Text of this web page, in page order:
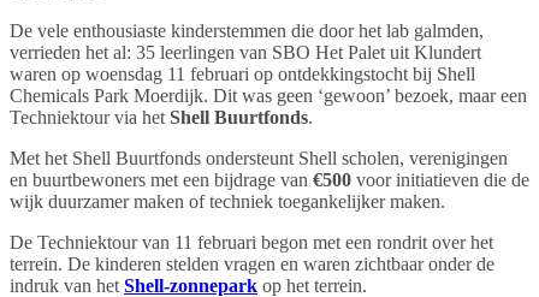
De vele enthousiaste kinderstemmen die door het lab galmden,
verrieden het al: 35 leerlingen van SBO Het Palet uit Klundert
waren op woensdag 11 februari op ontdekkingstocht bij Shell
Chemicals Park Moerdijk. Dit was geen ‘gewoon’ bezoek, maar een
Techniektour via het Shell Buurtfonds.
Met het Shell Buurtfonds ondersteunt Shell scholen, verenigingen
en buurtbewoners met een bijdrage van €500 voor initiatieven die de
wijk duurzamer maken of techniek toegankelijker maken.
De Techniektour van 11 februari begon met een rondrit over het
terrein. De kinderen stelden vragen en waren zichtbaar onder de
indruk van het Shell-zonnepark op het terrein.